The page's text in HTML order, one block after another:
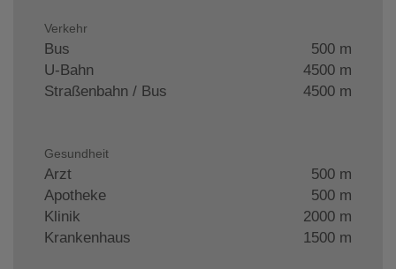
Verkehr
Bus
500 m
U-Bahn
4500 m
Straßenbahn / Bus
4500 m
Gesundheit
Arzt
500 m
Apotheke
500 m
Klinik
2000 m
Krankenhaus
1500 m